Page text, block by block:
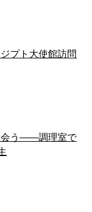
プト大使館訪問
会う――調理室で